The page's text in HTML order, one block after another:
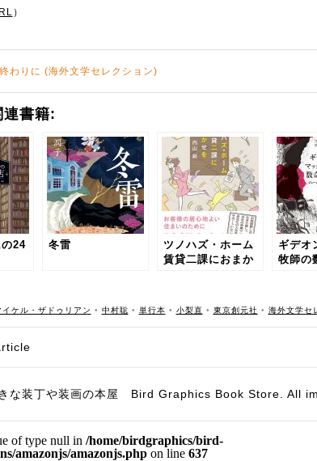
）
わりに (海外文学セレクション)
連書籍:
24
冬雷
ツノハズ・ホーム
賃貸二課におまか
ギデオ
牧師の
イケル・ザドゥリアン • 中村聡 • 単行本 • 小梨直 • 東京創元社 • 海外文学セ
な装丁や装画の本屋 Bird Graphics Book Store. All
of type null in /home/birdgraphics/bird-
amazonjs/amazonjs.php on line 637